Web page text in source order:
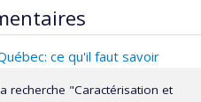
,
Instituts de recherche en
ce qu'il faut savoir
recherche "Caractérisation et